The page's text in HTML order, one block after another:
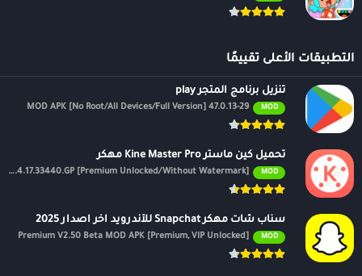
التطبيقات الأعلى تقييمًا
تنزيل برنامج المتجر play
MOD
47.0.13-29 MOD APK [No Root/All Devices/Full Version]
تحميل كين ماستر Kine Master Pro مهكر
MOD
APK v7.4.17.33440.GP [Premium Unlocked/Without Watermark]
سناب شات مهكر Snapchat للأندرويد اخر اصدار 2025
MOD
Premium V2.50 Beta MOD APK [Premium, VIP Unlocked]